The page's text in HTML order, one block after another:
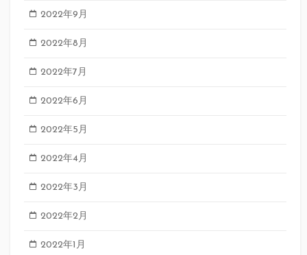
2022年9月
2022年8月
2022年7月
2022年6月
2022年5月
2022年4月
2022年3月
2022年2月
2022年1月